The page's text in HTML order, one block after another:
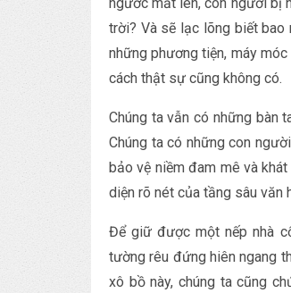
trời? Và sẽ lạc lõng biết bao
những phương tiện, máy
cách thật sự cũng không có.
Chúng ta vẫn có những bàn
Chúng ta có những con
bảo vệ niềm đam mê và
diện rõ nét của tầng sâu văn
Để giữ được một nếp nhà
tường rêu đứng hiên ngang
xô bồ này, chúng ta cũng